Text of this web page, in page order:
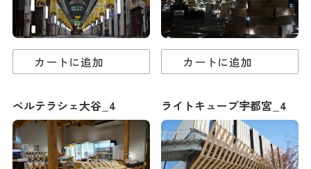
カートに追加 カートに追加
ベルテラシェ大谷_4 ライトキューブ宇都宮_4